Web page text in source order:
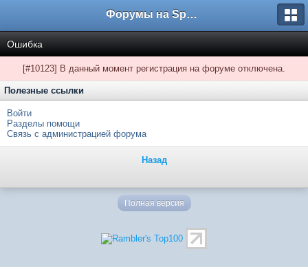
Форумы на Sportbox.ru
Ошибка
[#10123] В данный момент регистрация на форуме отключена.
Полезные ссылки
Войти
Разделы помощи
Связь с администрацией форума
Назад
Полная версия